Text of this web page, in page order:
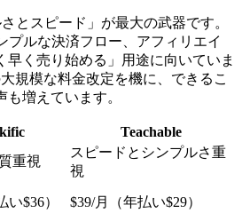
とスピード」が最大の武器です。
プルな決済フロー、アフィリエイ
早く売り始める」用途に向いていま
規模な料金改定を機に、できるこ
増えています。
Teachable
重視
スピードとシンプルさ重
視
い$36） $39/月（年払い$29）